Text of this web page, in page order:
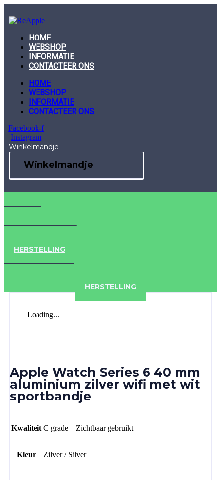
to
content
HOME
WEBSHOP
INFORMATIE
CONTACTEER ONS
HOME
WEBSHOP
INFORMATIE
CONTACTEER ONS
Facebook-f
Instagram
Winkelmandje
Winkelmandje
HERSTELLING
HERSTELLING
Loading...
Apple Watch Series 6 40 mm
aluminium zilver wifi met wit
sportbandje
Kwaliteit C grade – Zichtbaar gebruikt
Kleur Zilver / Silver